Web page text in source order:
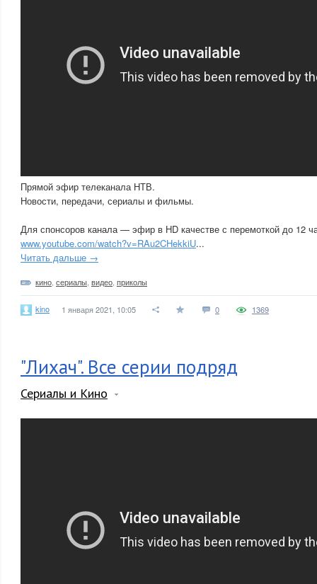
Прямой эфир телеканала НТВ.
Новости, передачи, сериалы и фильмы.
Для спонсоров канала — эфир в HD качестве с перемоткой до 12
www.youtube.com/watch?v=RAu2CHekkiU...
Читать дальше →
кино сериалы видео приколы
kino 1 января 2021, 10:05 0 1369
"Лихач". Все серии подряд
Сериалы и Кино